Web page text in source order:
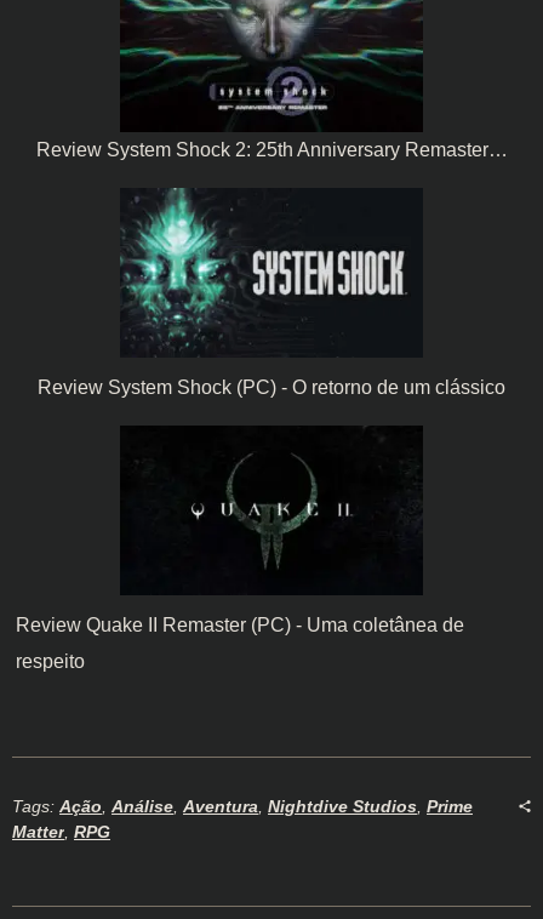
Review System Shock 2: 25th Anniversary Remaster…
Review System Shock (PC) - O retorno de um clássico
Review Quake II Remaster (PC) - Uma coletânea de
respeito
Tags: Ação Análise Aventura Nightdive Studios Prime
Matter RPG